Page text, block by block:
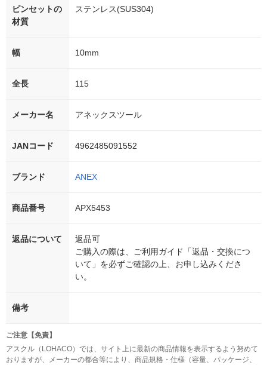
ピンセットの
材質
ステンレス(SUS304)
幅 10mm
全長 115
メーカー名 アネックスツール
JANコード 4962485091552
ブランド ANEX
商品番号 APX5453
返品について
返品可
ご購入の際は、ご利用ガイド「返品・交換につ
いて」を必ずご確認の上、お申し込みくださ
い。
備考
ご注意【免責】
アスクル（LOHACO）では、サイト上に最新の商品情報を表示するよう努めて
おりますが、メーカーの都合等により、商品規格・仕様（容量、パッケージ、